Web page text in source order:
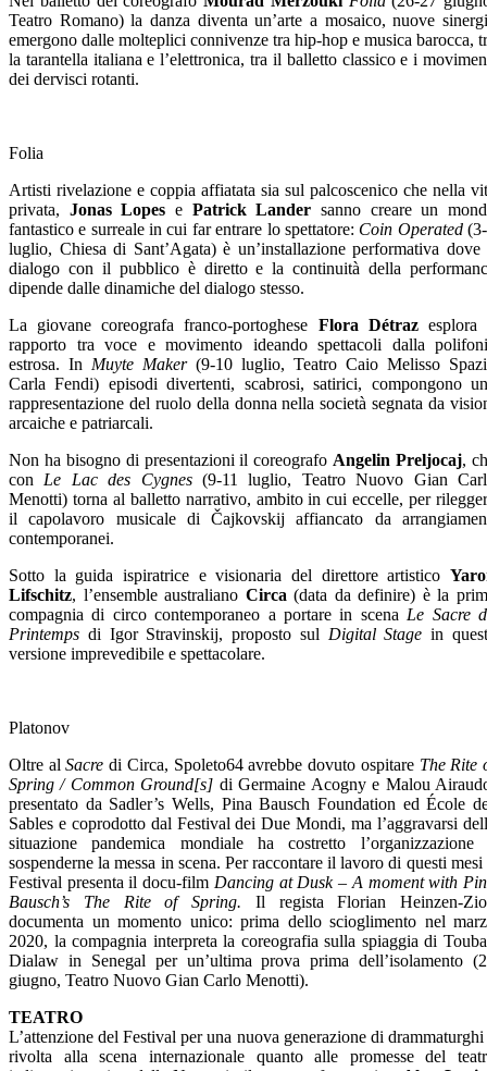
Teatro Romano) la danza diventa un’arte a mosaico, nuove
emergono dalle molteplici connivenze tra hip-hop e musica barocca,
la tarantella italiana e l’elettronica, tra il balletto classico e i
dei dervisci rotanti.
Folia
Artisti rivelazione e coppia affiatata sia sul palcoscenico che nella
privata, Jonas Lopes e Patrick Lander sanno creare un
fantastico e surreale in cui far entrare lo spettatore: Coin Operated
luglio, Chiesa di Sant’Agata) è un’installazione performativa dove
dialogo con il pubblico è diretto e la continuità della
dipende dalle dinamiche del dialogo stesso.
La giovane coreografa franco-portoghese Flora Détrazesplora
rapporto tra voce e movimento ideando spettacoli dalla
estrosa. In Muyte Maker(9-10 luglio, Teatro Caio Melisso
Carla Fendi) episodi divertenti, scabrosi, satirici, compongono
rappresentazione del ruolo della donna nella società segnata da
arcaiche e patriarcali.
Non ha bisogno di presentazioni il coreografo Angelin Preljocaj,
con Le Lac des Cygnes(9-11 luglio, Teatro Nuovo Gian
Menotti) torna al balletto narrativo, ambito in cui eccelle, per
il capolavoro musicale di Čajkovskij affiancato da
contemporanei.
Sotto la guida ispiratrice e visionaria del direttore artistico
Lifschitz, l’ensemble australiano Circa (data da definire) è la
compagnia di circo contemporaneo a portare in scena Le Sacre
Printemps di Igor Stravinskij, proposto sul Digital Stage in
versione imprevedibile e spettacolare.
Platonov
Oltre alSacre di Circa, Spoleto64 avrebbe dovuto ospitare The Rite
Spring / Common Ground[s] di Germaine Acogny e Malou
presentato da Sadler’s Wells, Pina Bausch Foundation ed École
Sables e coprodotto dal Festival dei Due Mondi, ma l’aggravarsi
situazione pandemica mondiale ha costretto l’organizzazione
sospenderne la messa in scena. Per raccontare il lavoro di questi
Festival presenta il docu-film Dancing at Dusk – A moment with
Bausch’s The Rite of Spring. Il regista Florian Heinzen-
documenta un momento unico: prima dello scioglimento nel
2020, la compagnia interpreta la coreografia sulla spiaggia di
Dialaw in Senegal per un’ultima prova prima dell’isolamento
giugno, Teatro Nuovo Gian Carlo Menotti).
TEATRO
L’attenzione del Festival per una nuova generazione di drammaturghi
rivolta alla scena internazionale quanto alle promesse del